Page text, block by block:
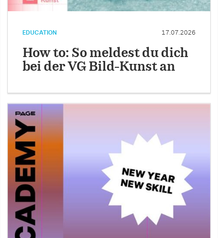
EDUCATION 17.07.2026
How to: So meldest du dich
bei der VG Bild-Kunst an